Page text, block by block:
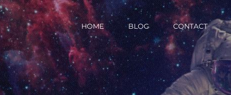
HOME BLOG CONTACT